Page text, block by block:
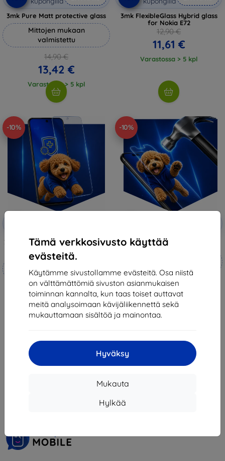
Tämä verkkosivusto käyttää
evästeitä.
Käytämme sivustollamme evästeitä. Osa niistä
on välttämättömiä sivuston asianmukaisen
toiminnan kannalta, kun taas toiset auttavat
meitä analysoimaan kävijäliikennettä sekä
mukauttamaan sisältöä ja mainontaa.
Hyväksy
Mukauta
Hylkää
3mk Pure Matt protective glass
Mittojen mukaan
valmistettu
14,90 €
13,42 €
Varastossa > 5 kpl
3mk FlexibleGlass Hybrid glass
for Nokia E72
12,90 €
11,61 €
Varastossa > 5 kpl
-10%
3mk Silverprotection+ protective
film
valmistettu
20,89 €
18,81 €
Varastossa > 5 kpl
-10%
3mk Hammer protective film
21,90 €
19,70 €
Varastossa 4 kpl
yhteensä6.